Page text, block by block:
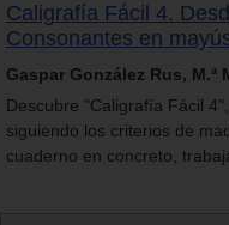
Caligrafía Fácil 4.
Consonantes en
Gaspar González Rus,
Descubre "Caligrafía Fácil
siguiendo los criterios de
cuaderno en concreto,